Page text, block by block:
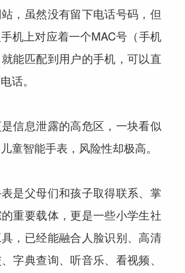
，虽然没有留下电话号码，但
机上对应着一个MAC号（手机
能匹配到用户的手机，可以直
话。
信息泄露的高危区，一块看似
童智能手表，风险性却极高。
是父母们和孩子取得联系、掌
重要载体，更是一些小学生社
，已经能融合人脸识别、高清
字典查询、听音乐、看视频、